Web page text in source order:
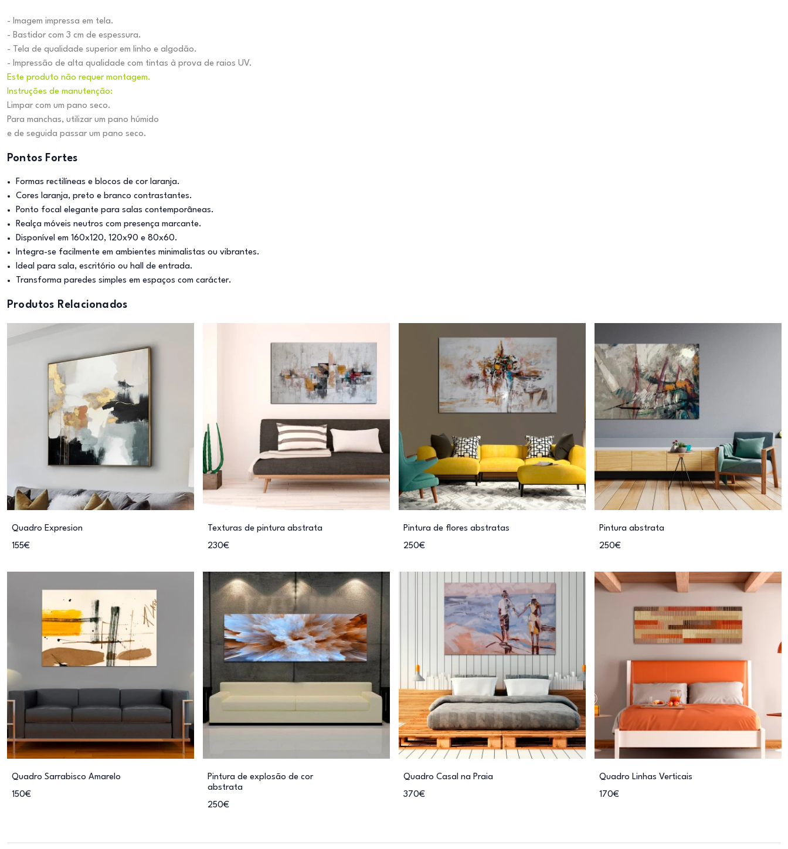
- Imagem impressa em tela.
- Bastidor com 3 cm de espessura.
- Tela de qualidade superior em linho e algodão.
- Impressão de alta qualidade com tintas à prova de raios UV.
Este produto não requer montagem.
Instruções de manutenção:
Limpar com um pano seco.
Para manchas, utilizar um pano húmido
e de seguida passar um pano seco.
Pontos Fortes
Formas rectilíneas e blocos de cor laranja.
Cores laranja, preto e branco contrastantes.
Ponto focal elegante para salas contemporâneas.
Realça móveis neutros com presença marcante.
Disponível em 160x120, 120x90 e 80x60.
Integra-se facilmente em ambientes minimalistas ou vibrantes.
Ideal para sala, escritório ou hall de entrada.
Transforma paredes simples em espaços com carácter.
Produtos Relacionados
Quadro Expresion
155€
Texturas de pintura abstrata
230€
Pintura de flores abstratas
250€
Pintura abstrata
250€
Quadro Sarrabisco Amarelo
150€
Pintura de explosão de cor
abstrata
250€
Quadro Casal na Praia
370€
Quadro Linhas Verticais
170€